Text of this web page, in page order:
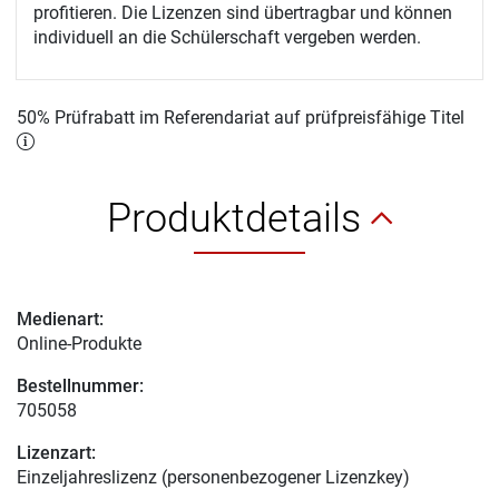
profitieren. Die Lizenzen sind übertragbar und können
individuell an die Schülerschaft vergeben werden.
50% Prüfrabatt im Referendariat auf prüfpreisfähige Titel
Produktdetails
Medienart:
Online-Produkte
Bestellnummer:
705058
Lizenzart:
Einzeljahreslizenz (personenbezogener Lizenzkey)